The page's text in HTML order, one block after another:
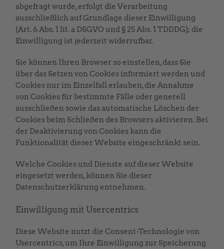
abgefragt wurde, erfolgt die Verarbeitung
ausschließlich auf Grundlage dieser Einwilligung
(Art. 6 Abs. 1 lit. a DSGVO und § 25 Abs. 1 TDDDG); die
Einwilligung ist jederzeit widerrufbar.
Sie können Ihren Browser so einstellen, dass Sie
über das Setzen von Cookies informiert werden und
Cookies nur im Einzelfall erlauben, die Annahme
von Cookies für bestimmte Fälle oder generell
ausschließen sowie das automatische Löschen der
Cookies beim Schließen des Browsers aktivieren. Bei
der Deaktivierung von Cookies kann die
Funktionalität dieser Website eingeschränkt sein.
Welche Cookies und Dienste auf dieser Website
eingesetzt werden, können Sie dieser
Datenschutzerklärung entnehmen.
Einwilligung mit Usercentrics
Diese Website nutzt die Consent-Technologie von
Usercentrics, um Ihre Einwilligung zur Speicherung